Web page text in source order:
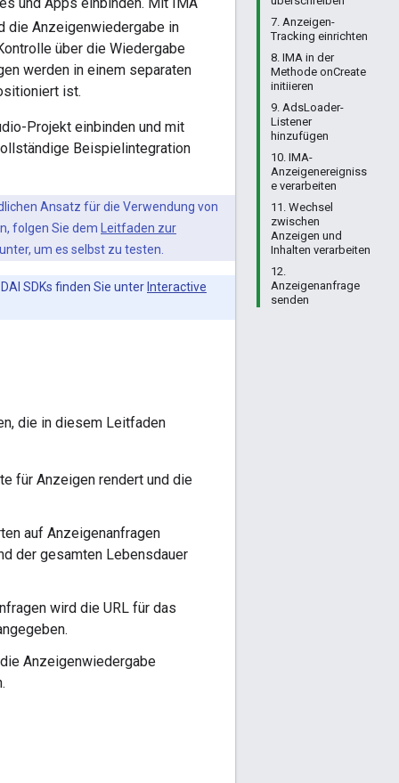
7. Anzeigen-
Tracking einrichten
8. IMA in der
Methode onCreate
initiieren
9. AdsLoader-
Listener
hinzufügen
10. IMA-
Anzeigenereigniss
e verarbeiten
11. Wechsel
zwischen
Anzeigen und
Inhalten verarbeiten
12.
Anzeigenanfrage
senden
die Anzeigenwiedergabe in
über die Wiedergabe
werden in einem separaten
ist.
Projekt einbinden und mit
Beispielintegration
Ansatz für die Verwendung von
folgen Sie dem
Leitfaden zur
um es selbst zu testen.
SDKs finden Sie unter Interactive
die in diesem Leitfaden
für Anzeigen rendert und die
auf Anzeigenanfragen
der gesamten Lebensdauer
wird die URL für das
Anzeigenwiedergabe